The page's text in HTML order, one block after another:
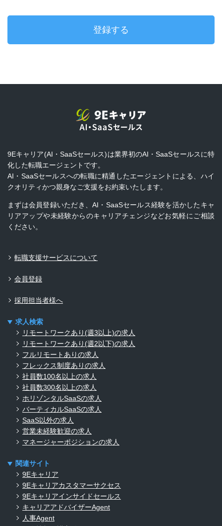
9Eキャリア(AI・SaaSセールス)は業界初のAI・SaaSセールスに特
化した転職エージェントです。
AI・SaaSセールスへの転職に精通したエージェントによる、ハイ
クオリティかつ親身なご支援をお約束いたします。
まずは会員登録いただき、AI・SaaSセールス経験を活かしたキャ
リアアップや未経験からのキャリアチェンジなどお気軽にご相談
ください。
転職支援サービスについて
会員登録
採用担当者様へ
求人検索
リモートワークあり(週3以上)の求人
リモートワークあり(週2以下)の求人
フルリモートありの求人
フレックス制度ありの求人
社員数100名以上の求人
社員数300名以上の求人
ホリゾンタルSaaSの求人
バーティカルSaaSの求人
SaaS以外の求人
営業未経験歓迎の求人
マネージャーポジションの求人
関連サイト
9Eキャリア
9Eキャリアカスタマーサクセス
9Eキャリアインサイドセールス
キャリアアドバイザーAgent
人事Agent